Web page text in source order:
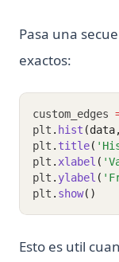
Pasa una
exactos:
custom_edges
plt . hist
plt . title(
plt . xlabel (
plt . ylabel (
plt . show()
Esto es util